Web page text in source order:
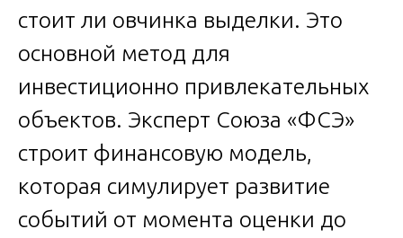
стоит ли овчинка выделки. Это
основной метод для
инвестиционно привлекательных
объектов. Эксперт Союза «ФСЭ»
строит финансовую модель,
которая симулирует развитие
событий от момента оценки до